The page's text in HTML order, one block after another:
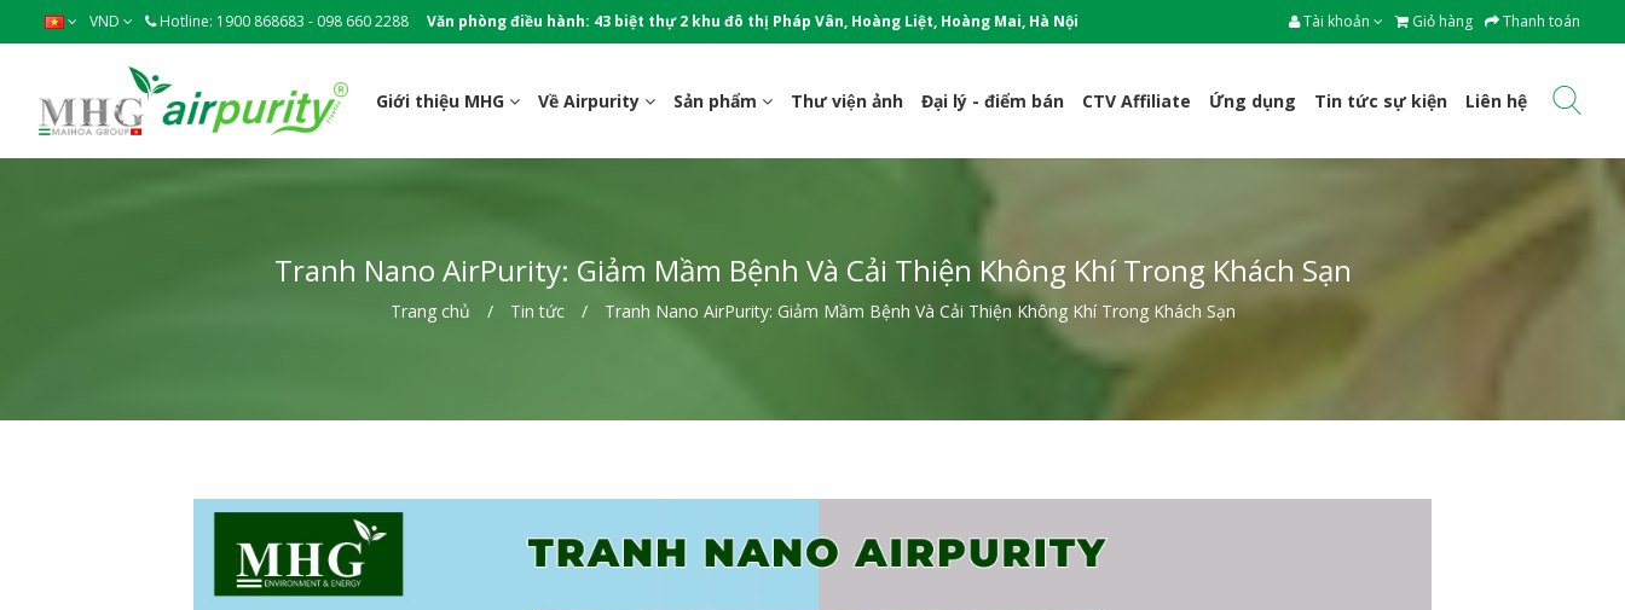
VND Hotline: 1900 868683 - 098 660 2288 Văn phòng điều hành: 43 biệt thự 2 khu đô thị Pháp Vân, Hoàng Liệt, Hoàng Mai, Hà Nội Tài khoản Giỏ hàng Thanh toán
Giới thiệu MHG Về Airpurity Sản phẩm Thư viện ảnh Đại lý - điểm bán CTV Affiliate Ứng dụng Tin tức sự kiện Liên hệ
Tranh Nano AirPurity: Giảm Mầm Bệnh Và Cải Thiện Không Khí Trong Khách Sạn
Trang chủ Tin tức Tranh Nano AirPurity: Giảm Mầm Bệnh Và Cải Thiện Không Khí Trong Khách Sạn